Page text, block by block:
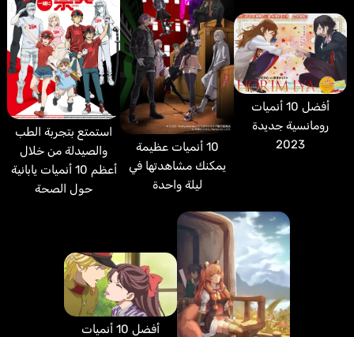
أفضل 10 أنميات
رومانسية جديدة
2023
10 أنميات عظيمة
يمكنك مشاهدتها في
ليلة واحدة
استمتع بتجربة الطب
والصيدلة من خلال
أعظم 10 أنميات يابانية
حول الصحة
أفضل 10 أنميات